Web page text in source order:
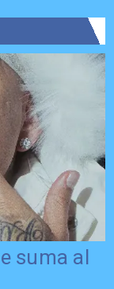
suma al